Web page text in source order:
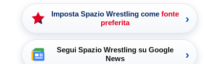
Imposta Spazio Wrestling come fonte
preferita
›
Segui Spazio Wrestling su Google
News
›